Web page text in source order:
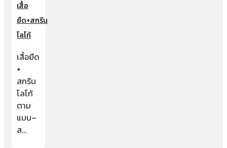
เสื้อ
ยืด+สกรีน
โลโก้
เสื้อยืด
+
สกรีน
โลโก้
ตาม
แบบ–
ส…